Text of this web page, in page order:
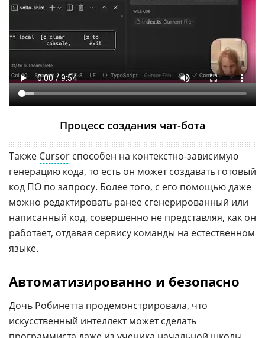
Процесс создания чат-бота
Также Cursor способен на контекстно-зависимую
генерацию кода, то есть он может создавать готовый
код ПО по запросу. Более того, с его помощью даже
можно редактировать ранее сгенерированный или
написанный код, совершенно не представляя, как он
работает, отдавая сервису команды на естественном
языке.
Автоматизированно и безопасно
Дочь Робинетта продемонстрировала, что
искусственный интеллект может сделать